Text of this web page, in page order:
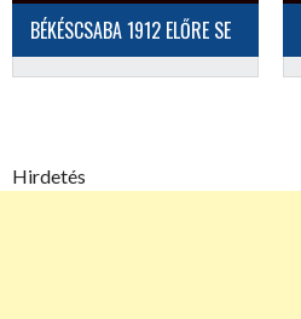
BÉKÉSCSABA 1912 ELŐRE SE
Hirdetés